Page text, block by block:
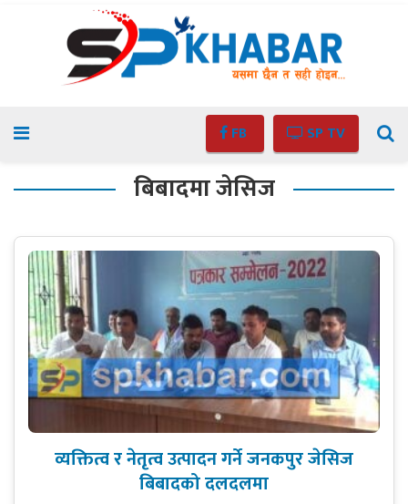
FB SP TV
बिबादमा जेसिज
व्यक्तित्व र नेतृत्व उत्पादन गर्ने जनकपुर जेसिज
बिबादको दलदलमा